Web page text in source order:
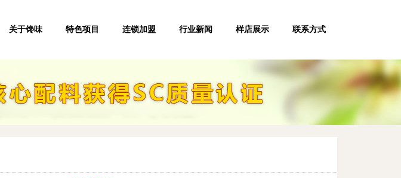
关于馋味 特色项目 连锁加盟 行业新闻 样店展示 联系方式